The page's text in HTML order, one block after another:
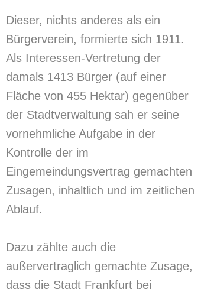
Dieser, nichts anderes als ein
Bürgerverein, formierte sich 1911.
Als Interessen-Vertretung der
damals 1413 Bürger (auf einer
Fläche von 455 Hektar) gegenüber
der Stadtverwaltung sah er seine
vornehmliche Aufgabe in der
Kontrolle der im
Eingemeindungsvertrag gemachten
Zusagen, inhaltlich und im zeitlichen
Ablauf.
Dazu zählte auch die
außervertraglich gemachte Zusage,
dass die Stadt Frankfurt bei